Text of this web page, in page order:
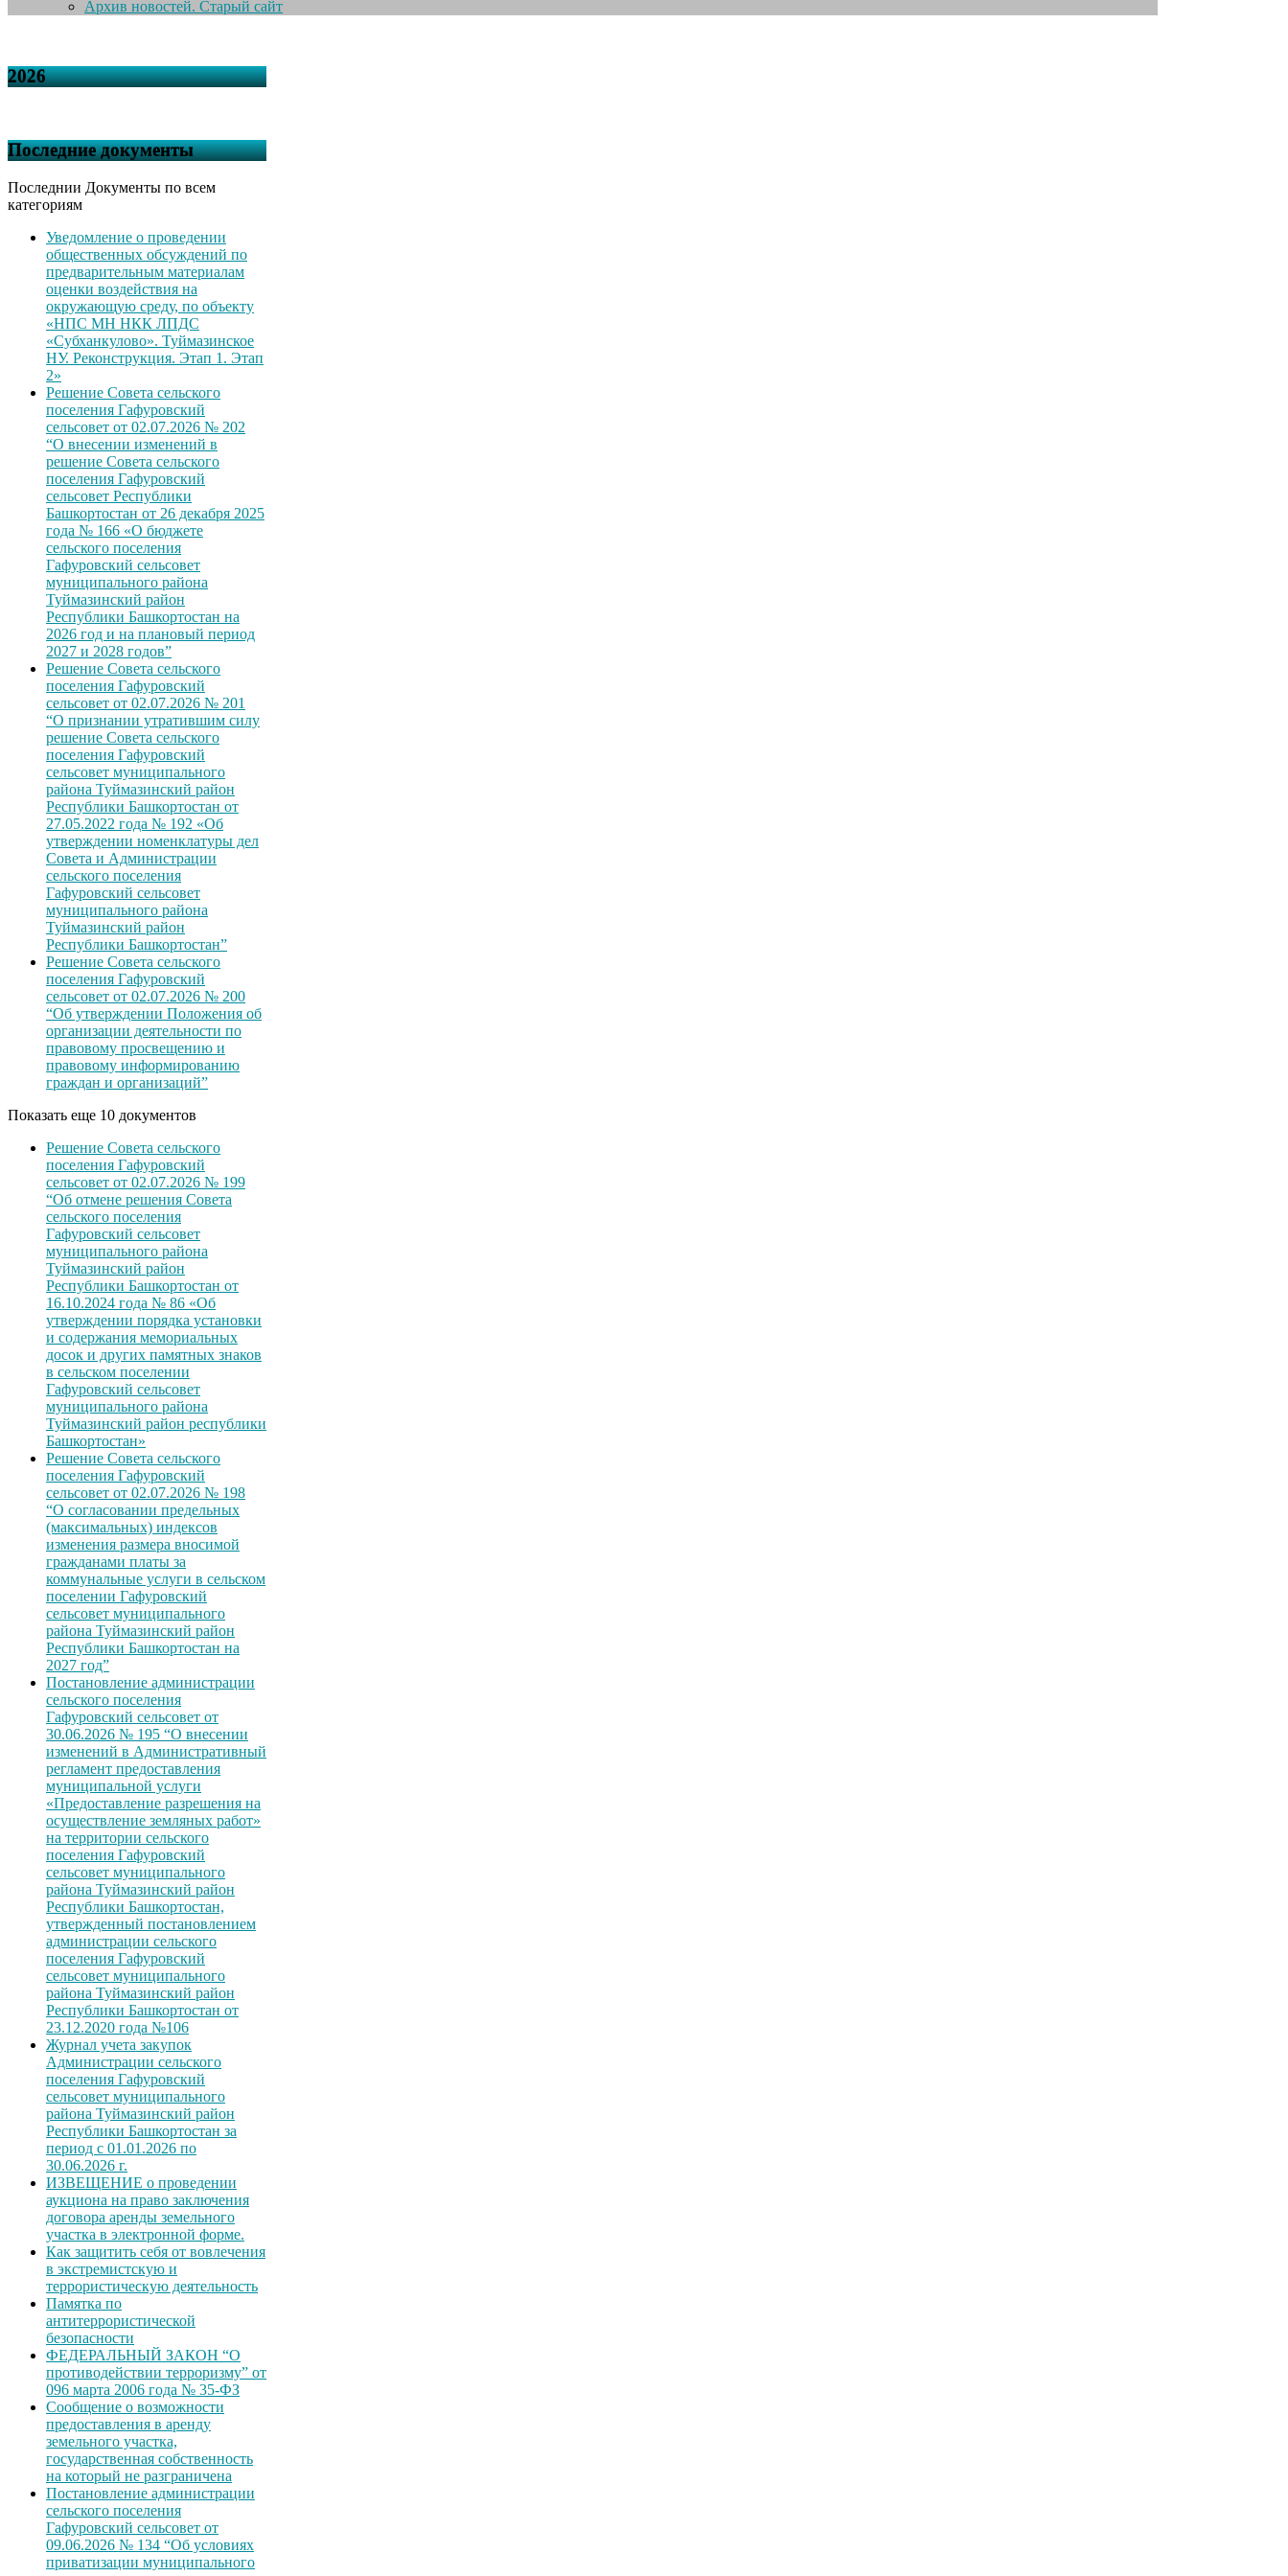
Архив новостей. Старый сайт
2026
Последние документы
Последнии Документы по всем
категориям
Уведомление о проведении
общественных обсуждений по
предварительным материалам
оценки воздействия на
окружающую среду, по объекту
«НПС МН НКК ЛПДС
«Субханкулово». Туймазинское
НУ. Реконструкция. Этап 1. Этап
2»
Решение Совета сельского
поселения Гафуровский
сельсовет от 02.07.2026 № 202
“О внесении изменений в
решение Совета сельского
поселения Гафуровский
сельсовет Республики
Башкортостан от 26 декабря 2025
года № 166 «О бюджете
сельского поселения
Гафуровский сельсовет
муниципального района
Туймазинский район
Республики Башкортостан на
2026 год и на плановый период
2027 и 2028 годов”
Решение Совета сельского
поселения Гафуровский
сельсовет от 02.07.2026 № 201
“О признании утратившим силу
решение Совета сельского
поселения Гафуровский
сельсовет муниципального
района Туймазинский район
Республики Башкортостан от
27.05.2022 года № 192 «Об
утверждении номенклатуры дел
Совета и Администрации
сельского поселения
Гафуровский сельсовет
муниципального района
Туймазинский район
Республики Башкортостан”
Решение Совета сельского
поселения Гафуровский
сельсовет от 02.07.2026 № 200
“Об утверждении Положения об
организации деятельности по
правовому просвещению и
правовому информированию
граждан и организаций”
Показать еще 10 документов
Решение Совета сельского
поселения Гафуровский
сельсовет от 02.07.2026 № 199
“Об отмене решения Совета
сельского поселения
Гафуровский сельсовет
муниципального района
Туймазинский район
Республики Башкортостан от
16.10.2024 года № 86 «Об
утверждении порядка установки
и содержания мемориальных
досок и других памятных знаков
в сельском поселении
Гафуровский сельсовет
муниципального района
Туймазинский район республики
Башкортостан»
Решение Совета сельского
поселения Гафуровский
сельсовет от 02.07.2026 № 198
“О согласовании предельных
(максимальных) индексов
изменения размера вносимой
гражданами платы за
коммунальные услуги в сельском
поселении Гафуровский
сельсовет муниципального
района Туймазинский район
Республики Башкортостан на
2027 год”
Постановление администрации
сельского поселения
Гафуровский сельсовет от
30.06.2026 № 195 “О внесении
изменений в Административный
регламент предоставления
муниципальной услуги
«Предоставление разрешения на
осуществление земляных работ»
на территории сельского
поселения Гафуровский
сельсовет муниципального
района Туймазинский район
Республики Башкортостан,
утвержденный постановлением
администрации сельского
поселения Гафуровский
сельсовет муниципального
района Туймазинский район
Республики Башкортостан от
23.12.2020 года №106
Журнал учета закупок
Администрации сельского
поселения Гафуровский
сельсовет муниципального
района Туймазинский район
Республики Башкортостан за
период с 01.01.2026 по
30.06.2026 г.
ИЗВЕЩЕНИЕ о проведении
аукциона на право заключения
договора аренды земельного
участка в электронной форме.
Как защитить себя от вовлечения
в экстремистскую и
террористическую деятельность
Памятка по
антитеррористической
безопасности
ФЕДЕРАЛЬНЫЙ ЗАКОН “О
противодействии терроризму” от
096 марта 2006 года № 35-ФЗ
Сообщение о возможности
предоставления в аренду
земельного участка,
государственная собственность
на который не разграничена
Постановление администрации
сельского поселения
Гафуровский сельсовет от
09.06.2026 № 134 “Об условиях
приватизации муниципального